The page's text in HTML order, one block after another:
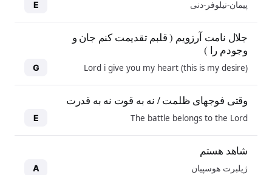
پیمان-نیلوفر-دنی E
جلال نامت آرزویم ( قلبم تقدیمت کنم جان و
وجودم را )
Lord i give you my heart (this is my desire)
G
وقتی فوجهای ظلمت / نه به قوت نه به قدرت
The battle belongs to the Lord
E
شاهد هستم
ژیلبرت هوسپیان A